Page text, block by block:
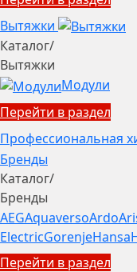
Вытяжки
Каталог/
Вытяжки
Модули
Перейти в раздел
Профессиональная
Бренды
Каталог/
Бренды
AEGAquaversoArdo
ElectricGorenjeHansa
Перейти в раздел